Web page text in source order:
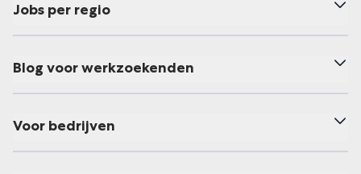
Jobs per regio
Blog voor werkzoekenden
Voor bedrijven